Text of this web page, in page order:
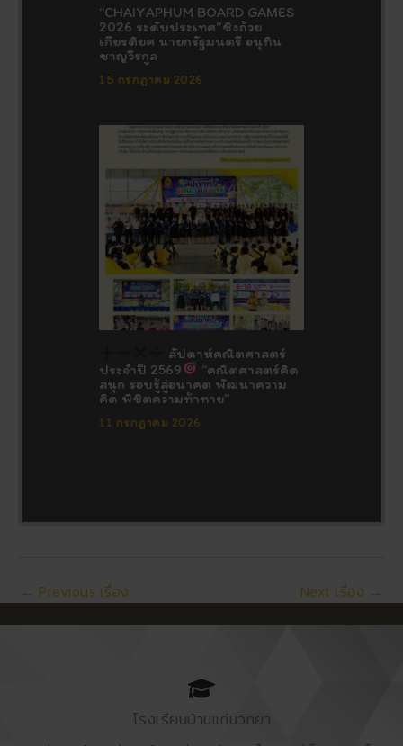
“CHAIYAPHUM BOARD GAMES
2026 ระดับประเทศ”ชิงถ้วย
เกียรติยศ นายกรัฐมนตรี อนุทิน
ชาญวีรกูล
15 กรกฎาคม 2026
สัปดาห์คณิตศาสตร์
ประจำปี 2569
“คณิตศาสตร์คิด
สนุก รอบรู้สู่อนาคต พัฒนาความ
คิด พิชิตความท้าทาย”
11 กรกฎาคม 2026
← Previous เรื่อง Next เรื่อง →
โรงเรียนบ้านแท่นวิทยา